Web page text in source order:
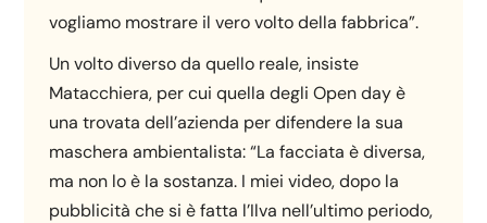
vogliamo mostrare il vero volto della fabbrica”.
Un volto diverso da quello reale, insiste
Matacchiera, per cui quella degli Open day è
una trovata dell’azienda per difendere la sua
maschera ambientalista: “La facciata è diversa,
ma non lo è la sostanza. I miei video, dopo la
pubblicità che si è fatta l’Ilva nell’ultimo periodo,